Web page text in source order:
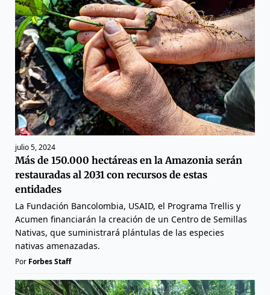
julio 5, 2024
Más de 150.000 hectáreas en la Amazonia serán
restauradas al 2031 con recursos de estas
entidades
La Fundación Bancolombia, USAID, el Programa Trellis y
Acumen financiarán la creación de un Centro de Semillas
Nativas, que suministrará plántulas de las especies
nativas amenazadas.
Por Forbes Staff